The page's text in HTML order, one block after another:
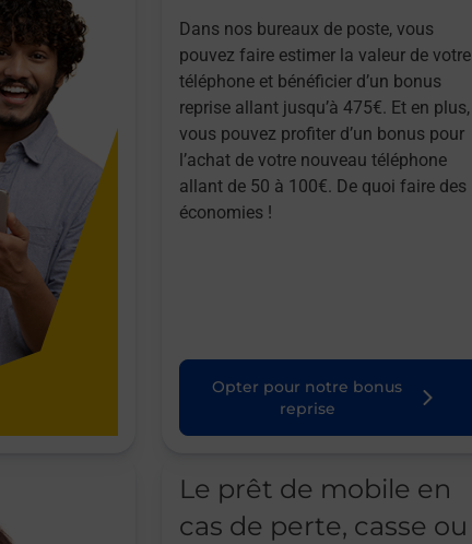
Dans nos bureaux de poste, vous
pouvez faire estimer la valeur de votre
téléphone et bénéficier d’un bonus
reprise allant jusqu’à 475€. Et en plus,
vous pouvez profiter d’un bonus pour
l’achat de votre nouveau téléphone
allant de 50 à 100€. De quoi faire des
économies !
Opter pour notre bonus
reprise
Le prêt de mobile en
cas de perte, casse ou